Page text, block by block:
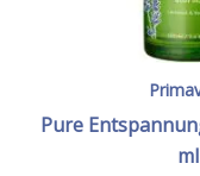
Pure
ml